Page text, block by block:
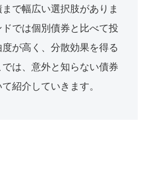
で幅広い選択肢がありま
では個別債券と比べて投
が高く、分散効果を得る
は、意外と知らない債券
紹介していきます。